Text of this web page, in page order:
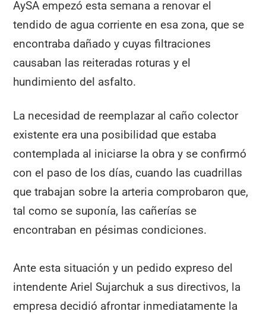
AySA empezó esta semana a renovar el
tendido de agua corriente en esa zona, que se
encontraba dañado y cuyas filtraciones
causaban las reiteradas roturas y el
hundimiento del asfalto.
La necesidad de reemplazar al caño colector
existente era una posibilidad que estaba
contemplada al iniciarse la obra y se confirmó
con el paso de los días, cuando las cuadrillas
que trabajan sobre la arteria comprobaron que,
tal como se suponía, las cañerías se
encontraban en pésimas condiciones.
Ante esta situación y un pedido expreso del
intendente Ariel Sujarchuk a sus directivos, la
empresa decidió afrontar inmediatamente la